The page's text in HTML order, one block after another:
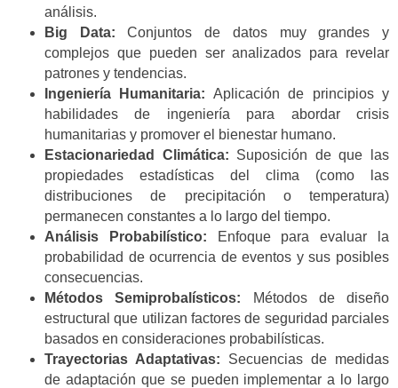
análisis.
Big Data: Conjuntos de datos muy grandes y
complejos que pueden ser analizados para revelar
patrones y tendencias.
Ingeniería Humanitaria: Aplicación de principios y
habilidades de ingeniería para abordar crisis
humanitarias y promover el bienestar humano.
Estacionariedad Climática: Suposición de que las
propiedades estadísticas del clima (como las
distribuciones de precipitación o temperatura)
permanecen constantes a lo largo del tiempo.
Análisis Probabilístico: Enfoque para evaluar la
probabilidad de ocurrencia de eventos y sus posibles
consecuencias.
Métodos Semiprobalísticos: Métodos de diseño
estructural que utilizan factores de seguridad parciales
basados en consideraciones probabilísticas.
Trayectorias Adaptativas: Secuencias de medidas
de adaptación que se pueden implementar a lo largo